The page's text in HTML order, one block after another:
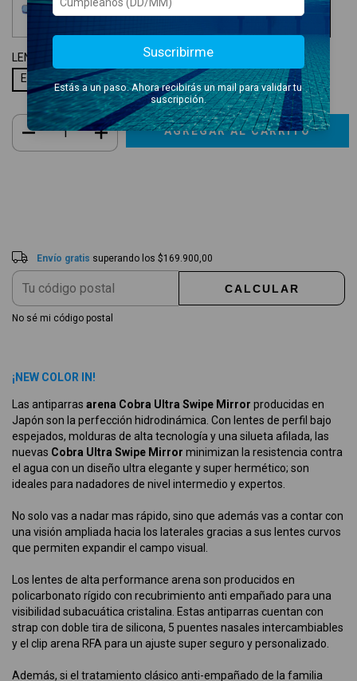
LENTES:
Espejados
Envío gratis superando los $169.900,00
CALCULAR
No sé mi código postal
¡NEW COLOR IN!
Las antiparras arena Cobra Ultra Swipe Mirror producidas en
Japón son la perfección hidrodinámica. Con lentes de perfil bajo
espejados, molduras de alta tecnología y una silueta afilada, las
nuevas Cobra Ultra Swipe Mirror minimizan la resistencia contra
el agua con un diseño ultra elegante y super hermético; son
ideales para nadadores de nivel intermedio y expertos.
No solo vas a nadar mas rápido, sino que además vas a contar con
una visión ampliada hacia los laterales gracias a sus lentes curvos
que permiten expandir el campo visual.
Los lentes de alta performance arena son producidos en
policarbonato rígido con recubrimiento anti empañado para una
visibilidad subacuática cristalina. Estas antiparras cuentan con
strap con doble tira de silicona, 5 puentes nasales intercambiables
y el clip arena RFA para un ajuste super seguro y personalizado.
Además, si el tratamiento clásico anti-empañado de la familia
Suscribirme
Estás a un paso. Ahora recibirás un mail para validar tu
suscripción.